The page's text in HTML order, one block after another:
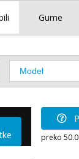
Gume
preko